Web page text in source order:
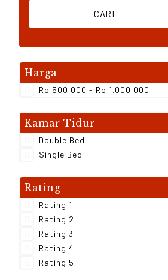
CARI
Harga
Rp 500.000 - Rp 1.000.000
Kamar Tidur
Double Bed
Single Bed
Rating
Rating 1
Rating 2
Rating 3
Rating 4
Rating 5